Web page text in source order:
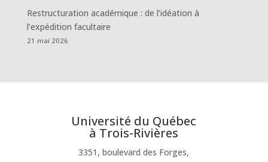
Restructuration académique : de l’idéation à
l’expédition facultaire
21 mai 2026
Université du Québec
à Trois-Rivières
3351, boulevard des Forges,